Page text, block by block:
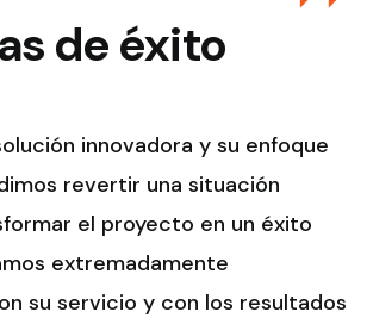
de éxito
innovadora y su enfoque
revertir una situación
el proyecto en un éxito
extremadamente
su servicio y con los resultados